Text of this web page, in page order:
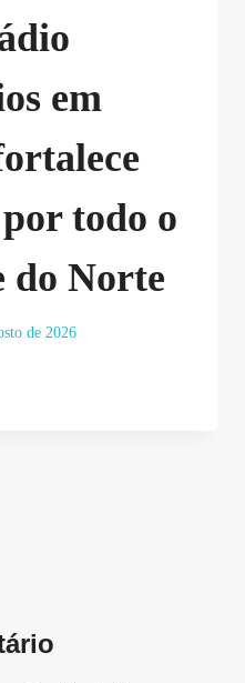
em
todo o
do Norte
de 2026